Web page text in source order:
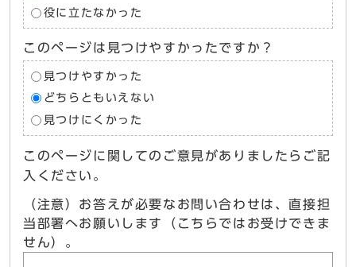
役に立たなかった
このページは見つけやすかったですか？
見つけやすかった
どちらともいえない
見つけにくかった
このページに関してのご意見がありましたらご記
入ください。
（注意）お答えが必要なお問い合わせは、直接担
当部署へお願いします（こちらではお受けできま
せん）。